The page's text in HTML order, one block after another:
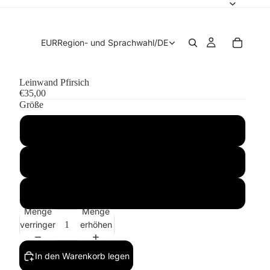
EURRegion- und Sprachwahl/DE
Leinwand Pfirsich
€35,00
Größe
Menge
verringern
Menge
erhöhen
In den Warenkorb legen